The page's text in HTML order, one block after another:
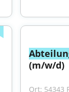
(m/w/d)
Ort: 54343